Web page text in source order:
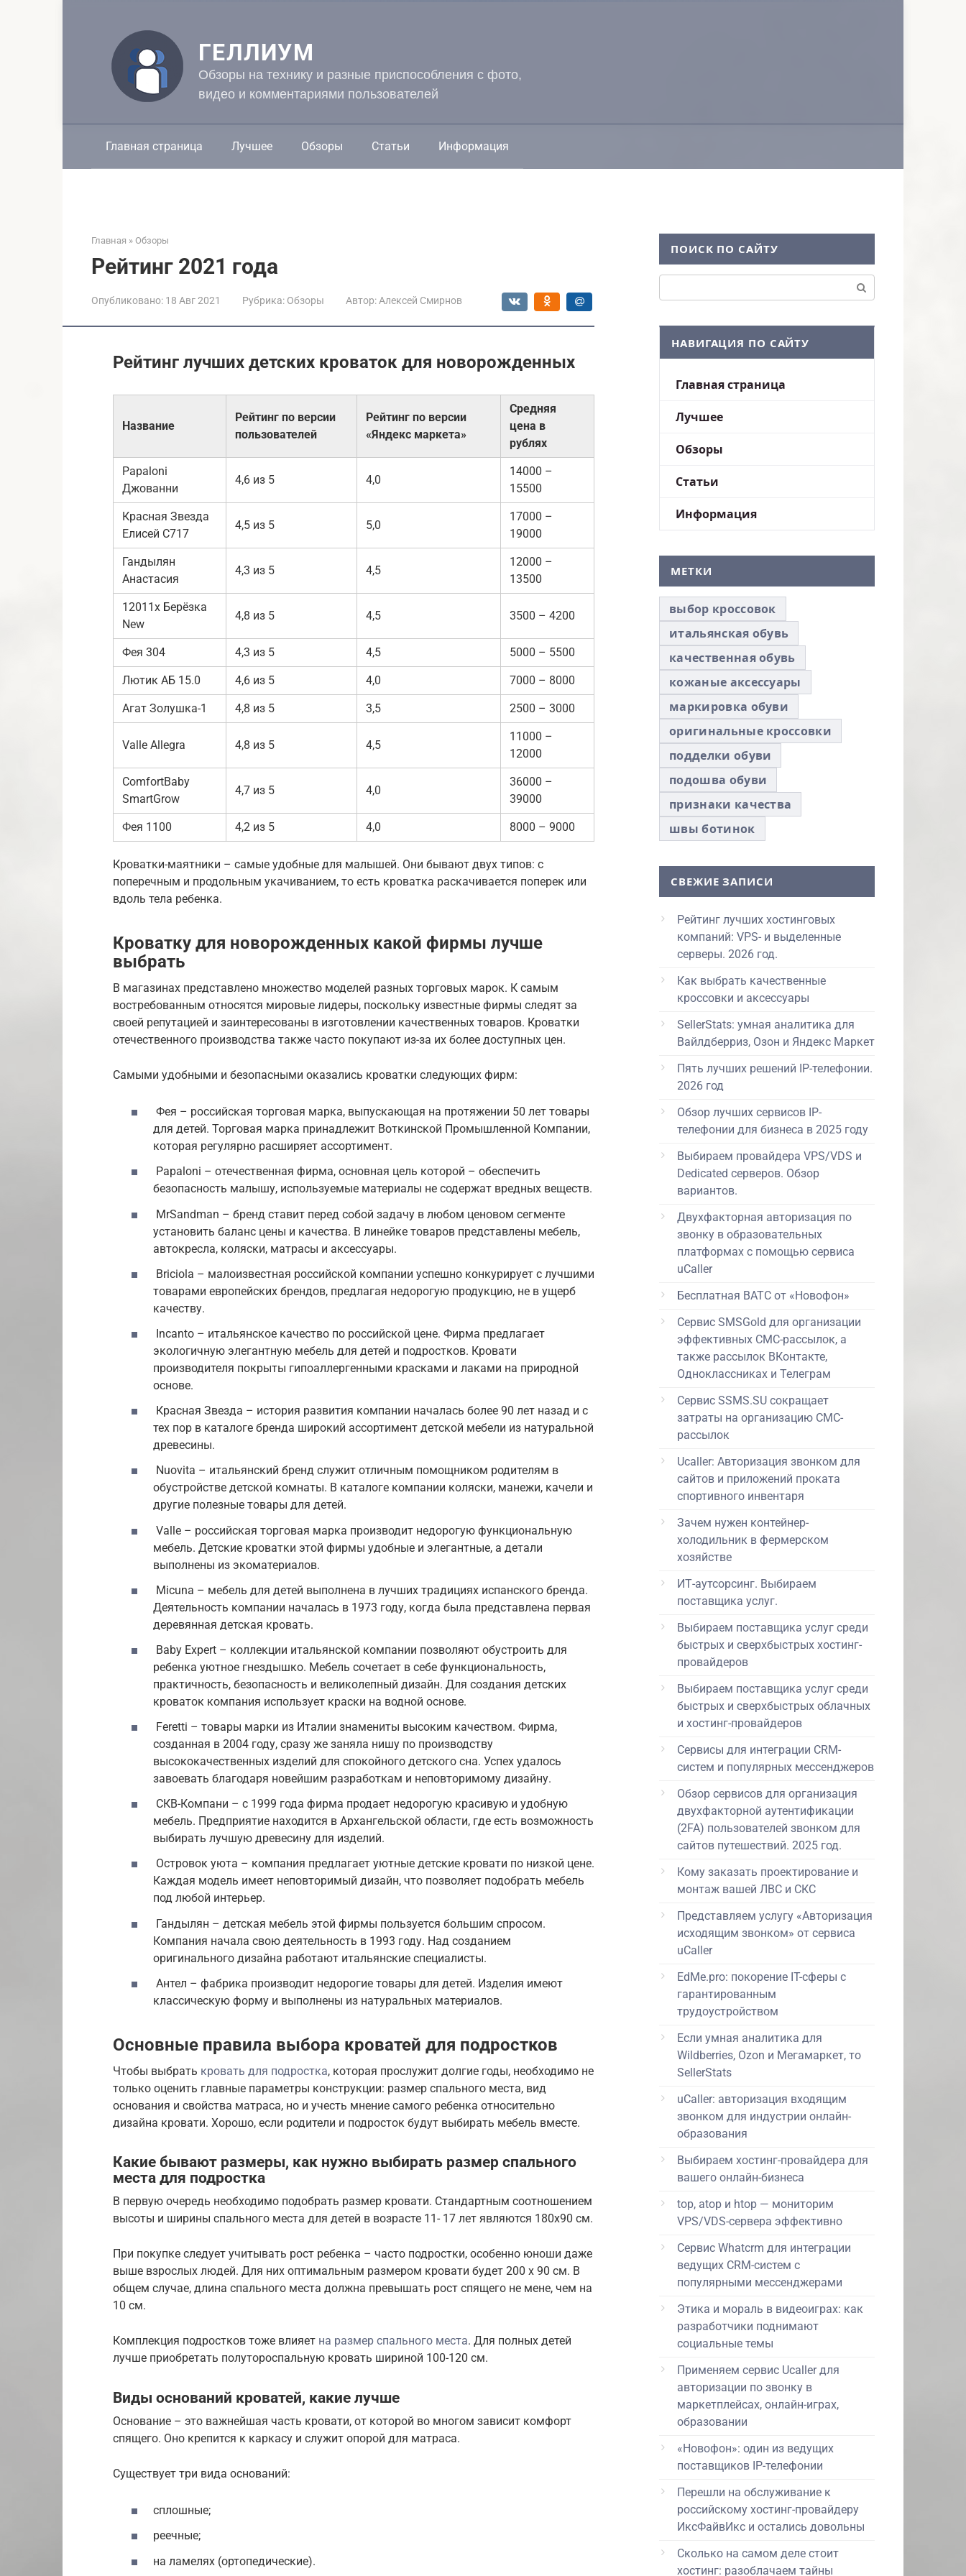
ГЕЛЛИУМ
Обзоры на технику и разные приспособления с фото,
видео и комментариями пользователей
Главная страница Лучшее Обзоры Статьи Информация
Главная » Обзоры
Рейтинг 2021 года
Опубликовано: 18 Авг 2021 Рубрика: Обзоры Автор: Алексей Смирнов
Рейтинг лучших детских кроваток для новорожденных
Название
Рейтинг по версии
пользователей
Рейтинг по версии
«Яндекс маркета»
Средняя
цена в
рублях
Papaloni
Джованни
4,6 из 5 4,0
14000 –
15500
Красная Звезда
Елисей С717
4,5 из 5 5,0
17000 –
19000
Гандылян
Анастасия
4,3 из 5 4,5
12000 –
13500
12011х Берёзка
New
4,8 из 5 4,5 3500 – 4200
Фея 304 4,3 из 5 4,5 5000 – 5500
Лютик АБ 15.0 4,6 из 5 4,0 7000 – 8000
Агат Золушка-1 4,8 из 5 3,5 2500 – 3000
Valle Allegra 4,8 из 5 4,5
11000 –
12000
ComfortBaby
SmartGrow
4,7 из 5 4,0
36000 –
39000
Фея 1100 4,2 из 5 4,0 8000 – 9000
Кроватки-маятники – самые удобные для малышей. Они бывают двух типов: с
поперечным и продольным укачиванием, то есть кроватка раскачивается поперек или
вдоль тела ребенка.
Кроватку для новорожденных какой фирмы лучше
выбрать
В магазинах представлено множество моделей разных торговых марок. К самым
востребованным относятся мировые лидеры, поскольку известные фирмы следят за
своей репутацией и заинтересованы в изготовлении качественных товаров. Кроватки
отечественного производства также часто покупают из-за их более доступных цен.
Самыми удобными и безопасными оказались кроватки следующих фирм:
Фея – российская торговая марка, выпускающая на протяжении 50 лет товары
для детей. Торговая марка принадлежит Воткинской Промышленной Компании,
которая регулярно расширяет ассортимент.
Papaloni – отечественная фирма, основная цель которой – обеспечить
безопасность малышу, используемые материалы не содержат вредных веществ.
MrSandman – бренд ставит перед собой задачу в любом ценовом сегменте
установить баланс цены и качества. В линейке товаров представлены мебель,
автокресла, коляски, матрасы и аксессуары.
Briciola – малоизвестная российской компании успешно конкурирует с лучшими
товарами европейских брендов, предлагая недорогую продукцию, не в ущерб
качеству.
Incanto – итальянское качество по российской цене. Фирма предлагает
экологичную элегантную мебель для детей и подростков. Кровати
производителя покрыты гипоаллергенными красками и лаками на природной
основе.
Красная Звезда – история развития компании началась более 90 лет назад и с
тех пор в каталоге бренда широкий ассортимент детской мебели из натуральной
древесины.
Nuovita – итальянский бренд служит отличным помощником родителям в
обустройстве детской комнаты. В каталоге компании коляски, манежи, качели и
другие полезные товары для детей.
Valle – российская торговая марка производит недорогую функциональную
мебель. Детские кроватки этой фирмы удобные и элегантные, а детали
выполнены из экоматериалов.
Micuna – мебель для детей выполнена в лучших традициях испанского бренда.
Деятельность компании началась в 1973 году, когда была представлена первая
деревянная детская кровать.
Baby Expert – коллекции итальянской компании позволяют обустроить для
ребенка уютное гнездышко. Мебель сочетает в себе функциональность,
практичность, безопасность и великолепный дизайн. Для создания детских
кроваток компания использует краски на водной основе.
Feretti – товары марки из Италии знамениты высоким качеством. Фирма,
созданная в 2004 году, сразу же заняла нишу по производству
высококачественных изделий для спокойного детского сна. Успех удалось
завоевать благодаря новейшим разработкам и неповторимому дизайну.
СКВ-Компани – с 1999 года фирма продает недорогую красивую и удобную
мебель. Предприятие находится в Архангельской области, где есть возможность
выбирать лучшую древесину для изделий.
Островок уюта – компания предлагает уютные детские кровати по низкой цене.
Каждая модель имеет неповторимый дизайн, что позволяет подобрать мебель
под любой интерьер.
Гандылян – детская мебель этой фирмы пользуется большим спросом.
Компания начала свою деятельность в 1993 году. Над созданием
оригинального дизайна работают итальянские специалисты.
Антел – фабрика производит недорогие товары для детей. Изделия имеют
классическую форму и выполнены из натуральных материалов.
Основные правила выбора кроватей для подростков
Чтобы выбрать кровать для подростка, которая прослужит долгие годы, необходимо не
только оценить главные параметры конструкции: размер спального места, вид
основания и свойства матраса, но и учесть мнение самого ребенка относительно
дизайна кровати. Хорошо, если родители и подросток будут выбирать мебель вместе.
Какие бывают размеры, как нужно выбирать размер спального
места для подростка
В первую очередь необходимо подобрать размер кровати. Стандартным соотношением
высоты и ширины спального места для детей в возрасте 11- 17 лет являются 180х90 см.
При покупке следует учитывать рост ребенка – часто подростки, особенно юноши даже
выше взрослых людей. Для них оптимальным размером кровати будет 200 х 90 см. В
общем случае, длина спального места должна превышать рост спящего не мене, чем на
10 см.
Комплекция подростков тоже влияет на размер спального места. Для полных детей
лучше приобретать полутороспальную кровать шириной 100-120 см.
Виды оснований кроватей, какие лучше
Основание – это важнейшая часть кровати, от которой во многом зависит комфорт
спящего. Оно крепится к каркасу и служит опорой для матраса.
Существует три вида оснований:
сплошные;
реечные;
на ламелях (ортопедические).
ПОИСК ПО САЙТУ
НАВИГАЦИЯ ПО САЙТУ
Главная страница
Лучшее
Обзоры
Статьи
Информация
МЕТКИ
выбор кроссовок
итальянская обувь
качественная обувь
кожаные аксессуары
маркировка обуви
оригинальные кроссовки
подделки обуви
подошва обуви
признаки качества
швы ботинок
СВЕЖИЕ ЗАПИСИ
Рейтинг лучших хостинговых
компаний: VPS- и выделенные
серверы. 2026 год.
Как выбрать качественные
кроссовки и аксессуары
SellerStats: умная аналитика для
Вайлдберриз, Озон и Яндекс Маркет
Пять лучших решений IP-телефонии.
2026 год
Обзор лучших сервисов IP-
телефонии для бизнеса в 2025 году
Выбираем провайдера VPS/VDS и
Dedicated серверов. Обзор
вариантов.
Двухфакторная авторизация по
звонку в образовательных
платформах с помощью сервиса
uCaller
Бесплатная ВАТС от «Новофон»
Сервис SMSGold для организации
эффективных СМС-рассылок, а
также рассылок ВКонтакте,
Одноклассниках и Телеграм
Сервис SSMS.SU сокращает
затраты на организацию СМС-
рассылок
Ucaller: Авторизация звонком для
сайтов и приложений проката
спортивного инвентаря
Зачем нужен контейнер-
холодильник в фермерском
хозяйстве
ИТ-аутсорсинг. Выбираем
поставщика услуг.
Выбираем поставщика услуг среди
быстрых и сверхбыстрых хостинг-
провайдеров
Выбираем поставщика услуг среди
быстрых и сверхбыстрых облачных
и хостинг-провайдеров
Сервисы для интеграции CRM-
систем и популярных мессенджеров
Обзор сервисов для организация
двухфакторной аутентификации
(2FA) пользователей звонком для
сайтов путешествий. 2025 год.
Кому заказать проектирование и
монтаж вашей ЛВС и СКС
Представляем услугу «Авторизация
исходящим звонком» от сервиса
uCaller
EdMe.pro: покорение IT-сферы с
гарантированным
трудоустройством
Если умная аналитика для
Wildberries, Ozon и Мегамаркет, то
SellerStats
uCaller: авторизация входящим
звонком для индустрии онлайн-
образования
Выбираем хостинг-провайдера для
вашего онлайн-бизнеса
top, atop и htop — мониторим
VPS/VDS-сервера эффективно
Сервис Whatcrm для интеграции
ведущих CRM-систем с
популярными мессенджерами
Этика и мораль в видеоиграх: как
разработчики поднимают
социальные темы
Применяем сервис Ucaller для
авторизации по звонку в
маркетплейсах, онлайн-играх,
образовании
«Новофон»: один из ведущих
поставщиков IP-телефонии
Перешли на обслуживание к
российскому хостинг-провайдеру
ИксФайвИкс и остались довольны
Сколько на самом деле стоит
хостинг: разоблачаем тайны